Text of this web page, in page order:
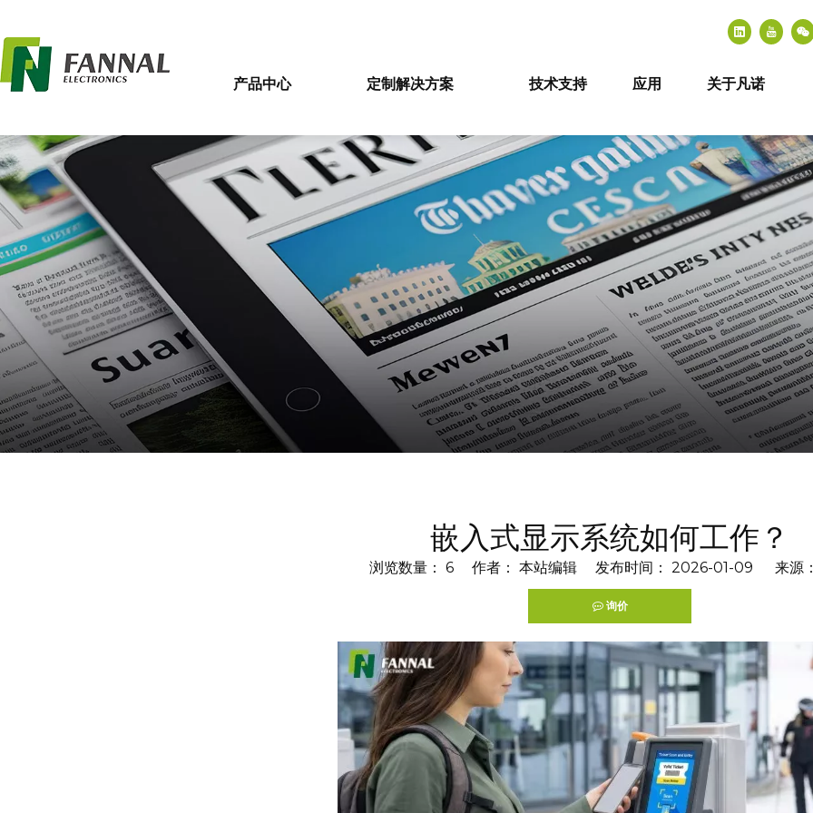
产品中心 定制解决方案 技术支持 应用 关于凡诺
嵌入式显示系统如何工作？
浏览数量： 6作者： 本站编辑 发布时间： 2026-01-09 来源
询价
["facebook","twitter","line","wechat","linkedin","pinterest","whatsapp","kakao"]